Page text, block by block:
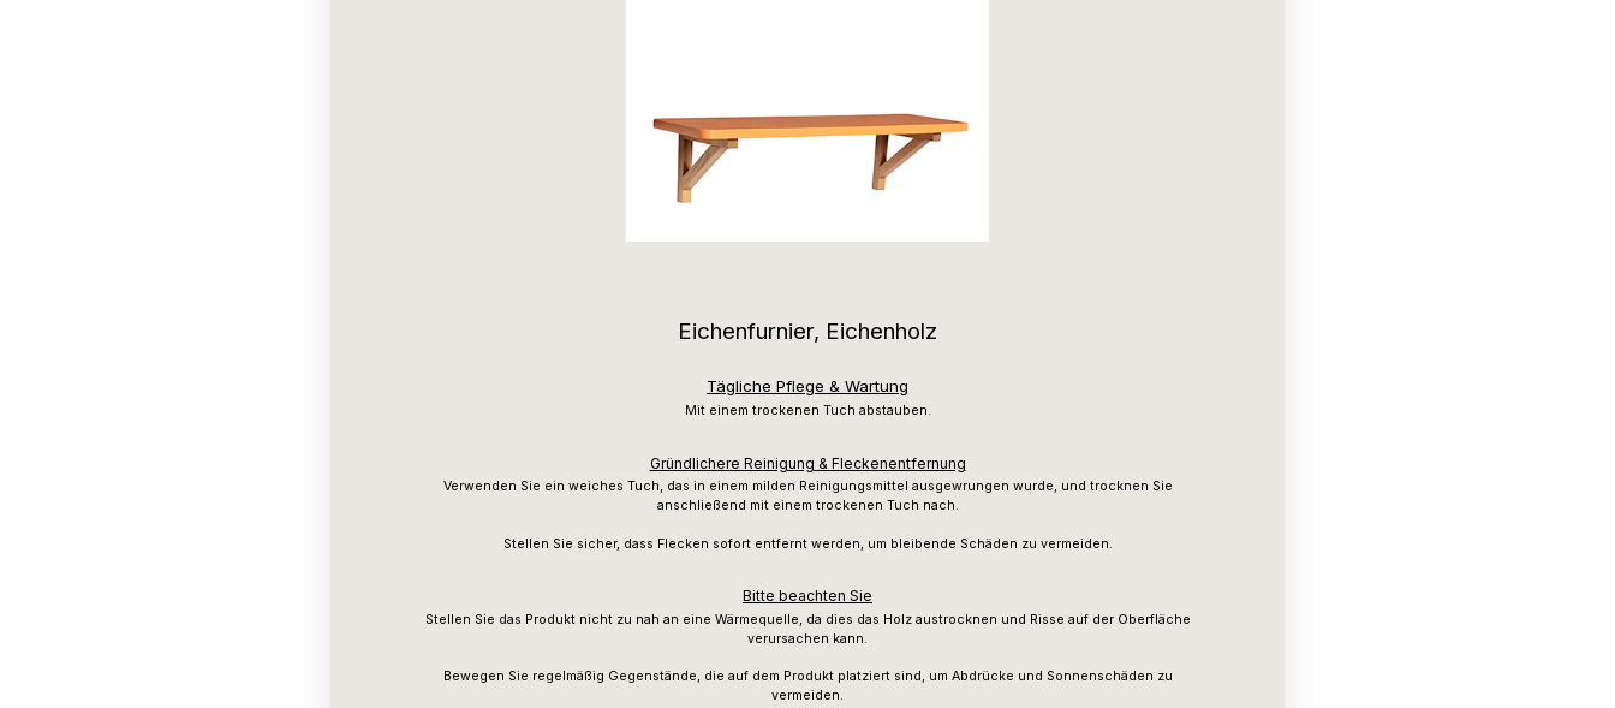
Eichenfurnier, Eichenholz
Tägliche Pflege & Wartung
Mit einem trockenen Tuch abstauben.
Gründlichere Reinigung & Fleckenentfernung
Verwenden Sie ein weiches Tuch, das in einem milden Reinigungsmittel ausgewrungen wurde, und trocknen Sie
anschließend mit einem trockenen Tuch nach.
Stellen Sie sicher, dass Flecken sofort entfernt werden, um bleibende Schäden zu vermeiden.
Bitte beachten Sie
Stellen Sie das Produkt nicht zu nah an eine Wärmequelle, da dies das Holz austrocknen und Risse auf der Oberfläche
verursachen kann.
Bewegen Sie regelmäßig Gegenstände, die auf dem Produkt platziert sind, um Abdrücke und Sonnenschäden zu
vermeiden.